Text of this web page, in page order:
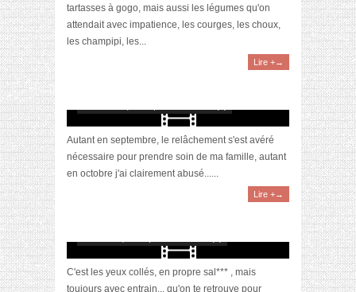
tartasses à gogo, mais aussi les légumes qu'on
attendait avec impatience, les courges, les choux,
les champipi, les...
Lire +→
[Vidéo] Objectif Poids Santé #64 : mon plan
Autant en septembre, le relâchement s'est avéré
nécessaire pour prendre soin de ma famille, autant
en octobre j'ai clairement abusé......
Lire +→
[Vidéo] Unboxing : les My Little & Biotyfull
C'est les yeux collés, en propre sal*** , mais
toujours avec entrain... qu'on te retrouve pour